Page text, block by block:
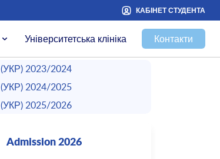
КАБІНЕТ СТУДЕНТА
Університетська клініка Контакти
(УКР) 2023/2024
(УКР) 2024/2025
(УКР) 2025/2026
Admission 2026